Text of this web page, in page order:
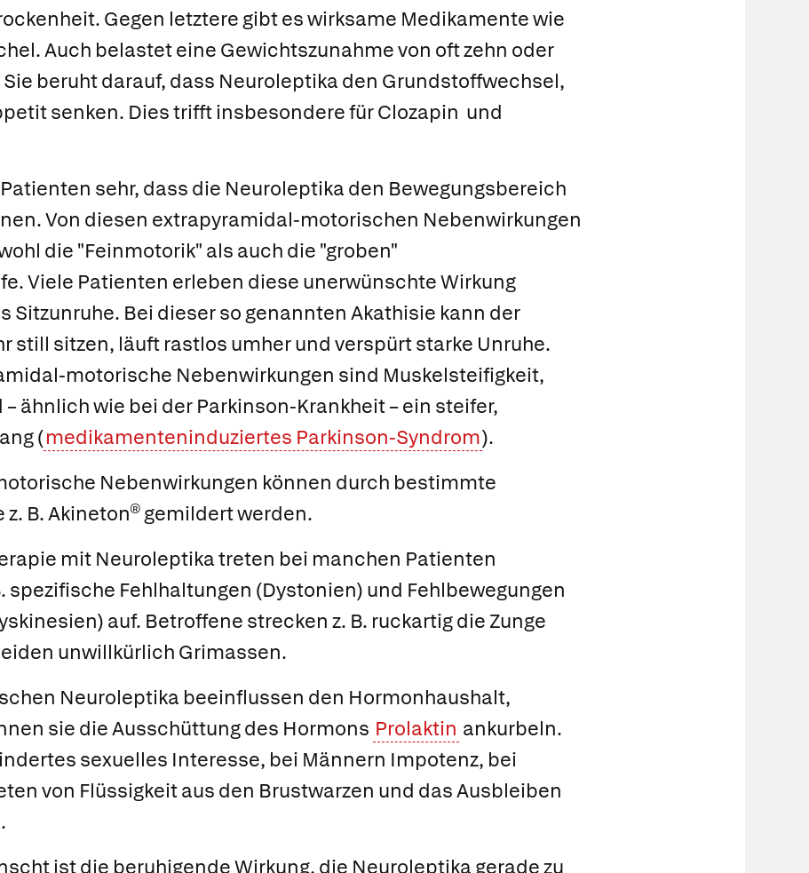
Gegen letztere gibt es wirksame Medikamente wie
Auch belastet eine Gewichtszunahme von oft zehn oder
beruht darauf, dass Neuroleptika den Grundstoffwechsel,
senken. Dies trifft insbesondere fürClozapin und
sehr, dass die Neuroleptika den Bewegungsbereich
Von diesen extrapyramidal-motorischen Nebenwirkungen
die "Feinmotorik" als auch die "groben"
Viele Patienten erleben diese unerwünschte Wirkung
Sitzunruhe. Bei dieser so genannten Akathisie kann der
still sitzen, läuft rastlos umher und verspürt starke Unruhe.
motorische Nebenwirkungen sind Muskelsteifigkeit,
ähnlich wie bei der Parkinson-Krankheit – ein steifer,
(medikamenteninduziertes Parkinson-Syndrom).
Nebenwirkungen können durch bestimmte
B.Akineton®gemildert werden.
mit Neuroleptika treten bei manchen Patienten
spezifische Fehlhaltungen (Dystonien) und Fehlbewegungen
) auf. Betroffene strecken z. B. ruckartig die Zunge
unwillkürlich Grimassen.
Neuroleptika beeinflussen den Hormonhaushalt,
sie die Ausschüttung des Hormons Prolaktin ankurbeln.
sexuelles Interesse, bei Männern Impotenz, bei
von Flüssigkeit aus den Brustwarzen und das Ausbleiben
ist die beruhigende Wirkung, die Neuroleptika gerade zu